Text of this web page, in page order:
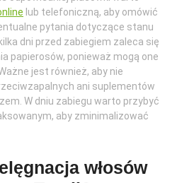
lub telefoniczną, aby omówić
pytania dotyczące stanu
dni przed zabiegiem zaleca się
papierosów, ponieważ mogą one
jest również, aby nie
ani suplementów
W dniu zabiegu warto przybyć
aby zminimalizować
włosów